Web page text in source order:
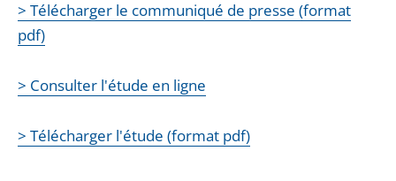
> Télécharger le communiqué de presse (format
pdf)
> Consulter l'étude en ligne
> Télécharger l'étude (format pdf)